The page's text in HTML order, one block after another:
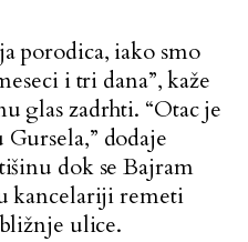
porodica, iako smo
i tri dana”, kaže
glas zadrhti. “Otac je
dodaje
dok se Bajram
kancelariji remeti
ulice.